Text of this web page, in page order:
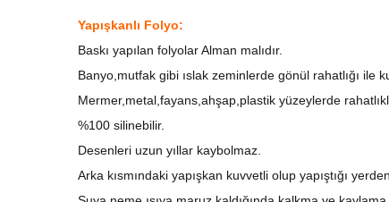
Yapışkanlı Folyo:
Baskı yapılan folyolar Alman malıdır.
Banyo,mutfak gibi ıslak zeminlerde gönül rahatlığı ile
Mermer,metal,fayans,ahşap,plastik yüzeylerde
%100 silinebilir.
Desenleri uzun yıllar kaybolmaz.
Arka kısmındaki yapışkan kuvvetli olup yapıştığı